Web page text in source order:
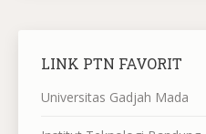
LINK PTN FAVORIT
Universitas Gadjah Mada